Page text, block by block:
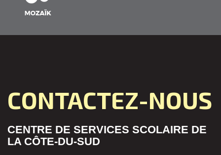
CONTACTEZ-NOUS
CENTRE DE SERVICES SCOLAIRE DE
LA CÔTE-DU-SUD